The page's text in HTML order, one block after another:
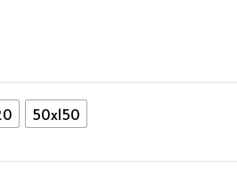
50x150